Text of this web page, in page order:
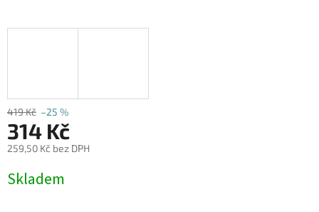
419 Kč –25 %
314 Kč
259,50 Kč bez DPH
cena:
Skladem